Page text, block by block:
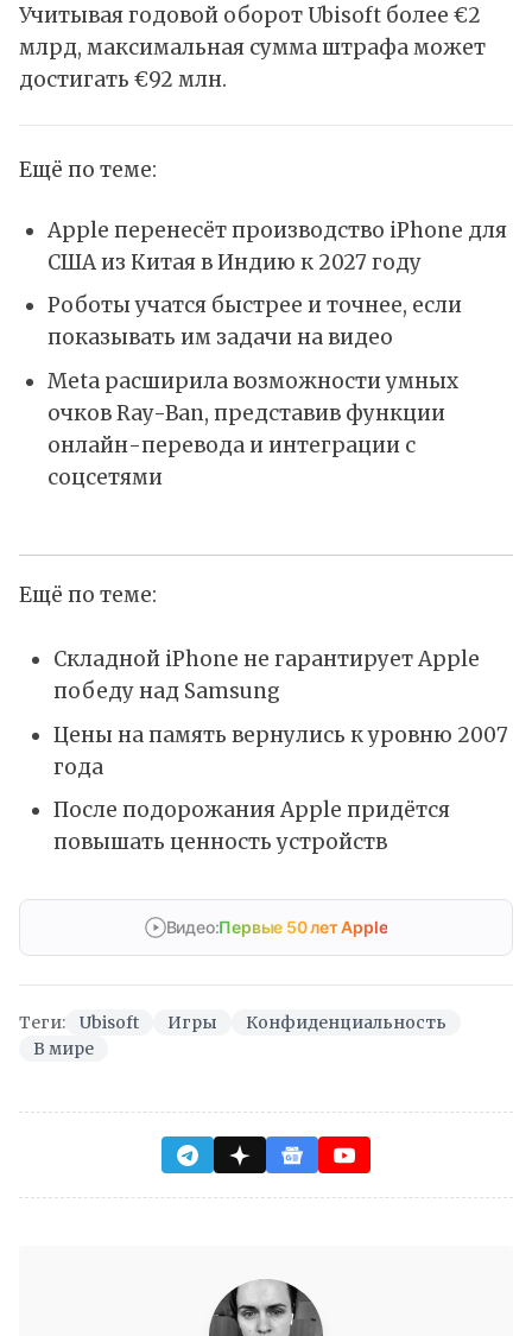
Учитывая годовой оборот Ubisoft более €2
млрд, максимальная сумма штрафа может
достигать €92 млн.
Ещё по теме:
Apple перенесёт производство iPhone для
США из Китая в Индию к 2027 году
Роботы учатся быстрее и точнее, если
показывать им задачи на видео
Meta расширила возможности умных
очков Ray-Ban, представив функции
онлайн-перевода и интеграции с
соцсетями
Ещё по теме:
Складной iPhone не гарантирует Apple
победу над Samsung
Цены на память вернулись к уровню 2007
года
После подорожания Apple придётся
повышать ценность устройств
Видео:Первые 50 лет Apple
Теги: Ubisoft Игры
Конфиденциальность
В мире